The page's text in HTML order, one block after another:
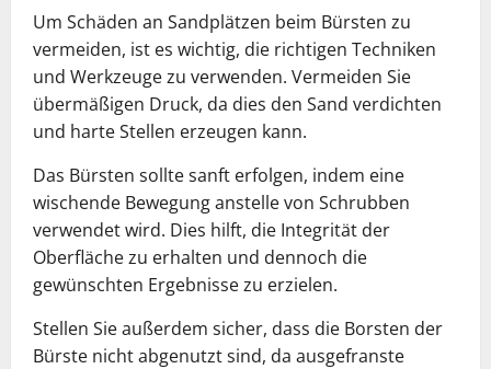
Um Schäden an Sandplätzen beim Bürsten zu
vermeiden, ist es wichtig, die richtigen Techniken
und Werkzeuge zu verwenden. Vermeiden Sie
übermäßigen Druck, da dies den Sand verdichten
und harte Stellen erzeugen kann.
Das Bürsten sollte sanft erfolgen, indem eine
wischende Bewegung anstelle von Schrubben
verwendet wird. Dies hilft, die Integrität der
Oberfläche zu erhalten und dennoch die
gewünschten Ergebnisse zu erzielen.
Stellen Sie außerdem sicher, dass die Borsten der
Bürste nicht abgenutzt sind, da ausgefranste